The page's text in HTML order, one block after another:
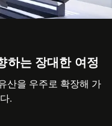
하는 장대한 여정
산을 우주로 확장해 가
.